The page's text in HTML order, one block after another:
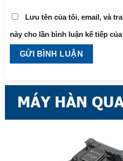
Lưu tên của tôi, email, và
này cho lần bình luận kế tiếp